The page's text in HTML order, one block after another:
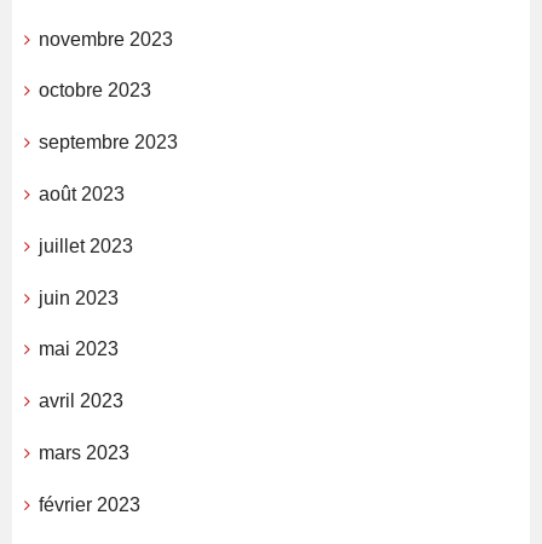
novembre 2023
octobre 2023
septembre 2023
août 2023
juillet 2023
juin 2023
mai 2023
avril 2023
mars 2023
février 2023